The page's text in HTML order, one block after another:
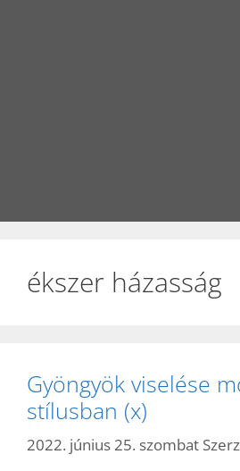
ékszer házasság
Gyöngyök viselése
stílusban (x)
2022. június 25. szombat